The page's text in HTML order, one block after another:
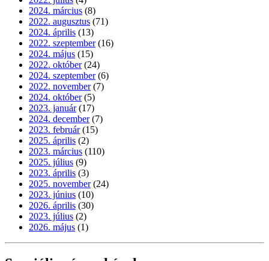
2024. március (8)
2022. augusztus (71)
2024. április (13)
2022. szeptember (16)
2024. május (15)
2022. október (24)
2024. szeptember (6)
2022. november (7)
2024. október (5)
2023. január (17)
2024. december (7)
2023. február (15)
2025. április (2)
2023. március (110)
2025. július (9)
2023. április (3)
2025. november (24)
2023. június (10)
2026. április (30)
2023. július (2)
2026. május (1)